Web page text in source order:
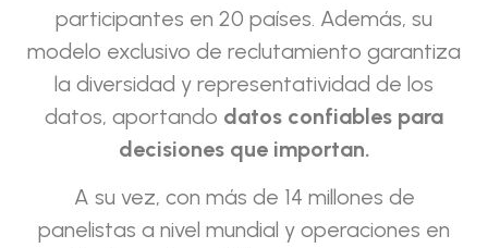
participantes en 20 países. Además, su
modelo exclusivo de reclutamiento garantiza
la diversidad y representatividad de los
datos, aportando datos confiables para
decisiones que importan.
A su vez, con más de 14 millones de
panelistas a nivel mundial y operaciones en